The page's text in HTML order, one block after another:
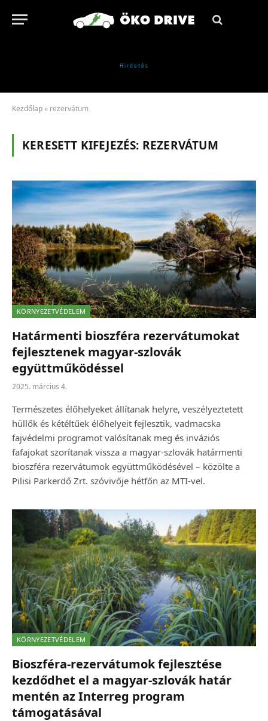
Kezdőlap » rezervátum
KERESETT KIFEJEZÉS: REZERVÁTUM
KÖRNYEZETVÉDELEM
Határmenti bioszféra rezervátumokat
fejlesztenek magyar-szlovák
együttműködéssel
2025. március 4.
Természetes élőhelyeket állítanak helyre, veszélyeztetett
hüllők és kétéltűek élőhelyeit fejlesztik, vadmacska
fajvédelmi programot valósítanak meg és inváziós
fafajokat szorítanak vissza a magyar-szlovák határmenti
bioszféra rezervátumok együttműködésével – közölte a
Pilisi Parkerdő Zrt. szóvivője hétfőn az MTI-vel.
KÖRNYEZETVÉDELEM
Bioszféra-rezervátumok fejlesztése
kezdődhet el a magyar-szlovák határ
mentén az Interreg program
támogatásával